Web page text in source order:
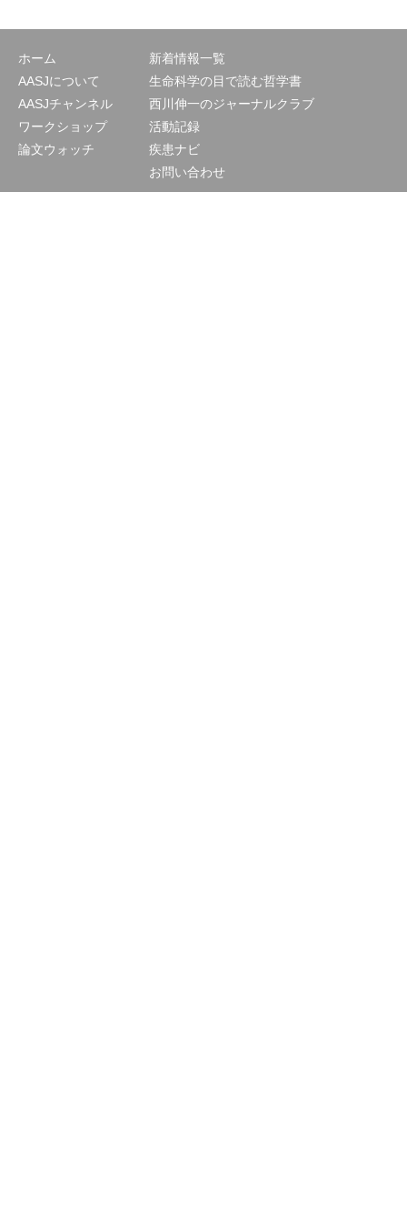
ホーム
AASJについて
AASJチャンネル
ワークショップ
論文ウォッチ
新着情報一覧
生命科学の目で読む哲学書
西川伸一のジャーナルクラブ
活動記録
疾患ナビ
お問い合わせ